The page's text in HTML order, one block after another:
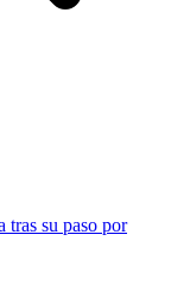
tras su paso por